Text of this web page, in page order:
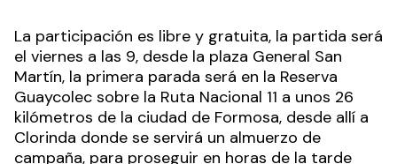
La participación es libre y gratuita, la partida será
el viernes a las 9, desde la plaza General San
Martín, la primera parada será en la Reserva
Guaycolec sobre la Ruta Nacional 11 a unos 26
kilómetros de la ciudad de Formosa, desde allí a
Clorinda donde se servirá un almuerzo de
campaña, para proseguir en horas de la tarde